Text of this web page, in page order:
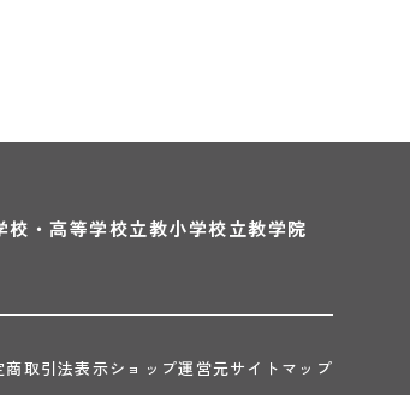
校・高等学校立教小学校立教学院
商取引法表示ショップ運営元サイトマップ